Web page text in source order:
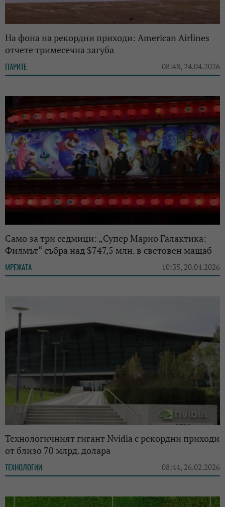
На фона на рекордни приходи: American Airlines
отчете тримесечна загуба
ПАРИТЕ 08:48, 24.04.2026
Само за три седмици: „Супер Марио Галактика:
Филмът“ събра над $747,5 млн. в световен мащаб
МРЕЖАТА 10:35, 20.04.2026
Технологичният гигант Nvidia с рекордни приходи
от близо 70 млрд. долара
ТЕХНОЛОГИИ 08:44, 26.02.2026